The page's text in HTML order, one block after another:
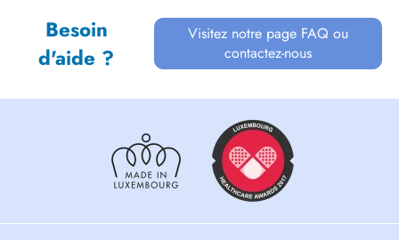
Besoin
d'aide ?
Visitez notre page FAQ ou
contactez-nous